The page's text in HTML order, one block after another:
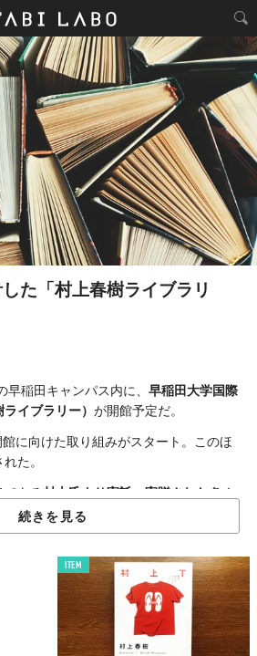
した「村上春樹ライブラリ
早稲田キャンパス内に、 早稲田大学国際
イブラリー） が開館予定だ。
に向けた取り組みがスタート。このほ
た。
である 村上氏より寄託・寄贈された
多く
とえば、小説作品の直筆原稿やインタビ
海外で翻訳された書籍などが保管及び公
品の集大成”のような存在の場所になる
足繁く通っていたという「坪内博士記念
4号館の一部。そこを、
隈研吾氏による設
館内には、資料室や閲覧席のような研究
続きを見る
ITEM